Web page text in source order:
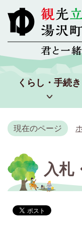
くらし・手続き
現在のページ
入札